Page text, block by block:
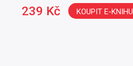
239 Kč KOUPIT E-KNIHU